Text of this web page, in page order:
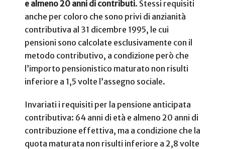
e almeno 20 anni di contributi. Stessi requisiti
anche per coloro che sono privi di anzianità
contributiva al 31 dicembre 1995, le cui
pensioni sono calcolate esclusivamente con il
metodo contributivo, a condizione però che
l’importo pensionistico maturato non risulti
inferiore a 1,5 volte l’assegno sociale.
Invariati i requisiti per la pensione anticipata
contributiva: 64 anni di età e almeno 20 anni di
contribuzione effettiva, ma a condizione che la
quota maturata non risulti inferiore a 2,8 volte